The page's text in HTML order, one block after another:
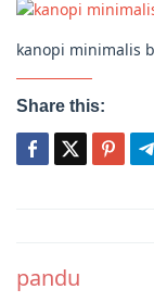
kanopi minimalis
Share this:
navigation
pandu